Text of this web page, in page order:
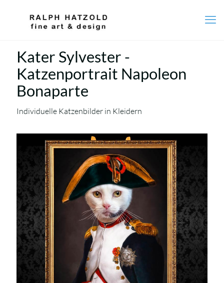
Kater Sylvester -
Katzenportrait Napoleon
Bonaparte
Individuelle Katzenbilder in Kleidern